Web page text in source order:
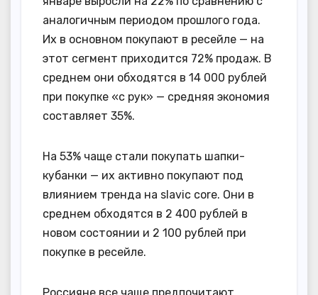
аналогичным периодом прошлого года.
Их в основном покупают в ресейле — на
этот сегмент приходится 72% продаж. В
среднем они обходятся в 14 000 рублей
при покупке «с рук» — средняя экономия
составляет 35%.
На 53% чаще стали покупать шапки-
кубанки — их активно покупают под
влиянием тренда на slavic core. Они в
среднем обходятся в 2 400 рублей в
новом состоянии и 2 100 рублей при
покупке в ресейле.